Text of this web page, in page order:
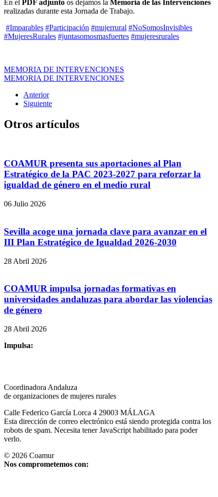
En el PDF adjunto os dejamos la Memoria de las Intervenciones
realizadas durante esta Jornada de Trabajo.
#Imparables #Participación #mujerrural #NoSomosInvisibles
#MujeresRurales #juntasomosmasfuertes #mujeresrurales
MEMORIA DE INTERVENCIONES
MEMORIA DE INTERVENCIONES
Anterior
Siguiente
Otros artículos
COAMUR presenta sus aportaciones al Plan
Estratégico de la PAC 2023-2027 para reforzar la
igualdad de género en el medio rural
06 Julio 2026
Sevilla acoge una jornada clave para avanzar en el
III Plan Estratégico de Igualdad 2026-2030
28 Abril 2026
COAMUR impulsa jornadas formativas en
universidades andaluzas para abordar las violencias
de género
28 Abril 2026
Impulsa:
Coordinadora Andaluza
de organizaciones de mujeres rurales
Calle Federico García Lorca 4 29003 MÁLAGA
Esta dirección de correo electrónico está siendo protegida contra los
robots de spam. Necesita tener JavaScript habilitado para poder
verlo.
© 2026 Coamur
Nos comprometemos con: